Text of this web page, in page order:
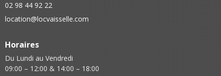
02 98 44 92 22
location@locvaisselle.com
Horaires
Du Lundi au Vendredi
09:00 – 12:00 & 14:00 – 18:00